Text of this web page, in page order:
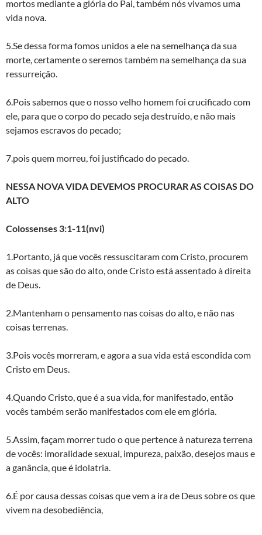
mortos mediante a glória do Pai, também nós vivamos uma
vida nova.
5.Se dessa forma fomos unidos a ele na semelhança da sua
morte, certamente o seremos também na semelhança da sua
ressurreição.
6.Pois sabemos que o nosso velho homem foi crucificado com
ele, para que o corpo do pecado seja destruído, e não mais
sejamos escravos do pecado;
7.pois quem morreu, foi justificado do pecado.
NESSA NOVA VIDA DEVEMOS PROCURAR AS COISAS DO
ALTO
Colossenses 3:1-11(nvi)
1.Portanto, já que vocês ressuscitaram com Cristo, procurem
as coisas que são do alto, onde Cristo está assentado à direita
de Deus.
2.Mantenham o pensamento nas coisas do alto, e não nas
coisas terrenas.
3.Pois vocês morreram, e agora a sua vida está escondida com
Cristo em Deus.
4.Quando Cristo, que é a sua vida, for manifestado, então
vocês também serão manifestados com ele em glória.
5.Assim, façam morrer tudo o que pertence à natureza terrena
de vocês: imoralidade sexual, impureza, paixão, desejos maus e
a ganância, que é idolatria.
6.É por causa dessas coisas que vem a ira de Deus sobre os que
vivem na desobediência,